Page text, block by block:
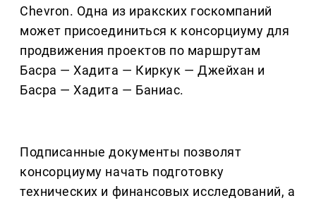
Chevron. Одна из иракских госкомпаний
может присоединиться к консорциуму для
продвижения проектов по маршрутам
Басра — Хадита — Киркук — Джейхан и
Басра — Хадита — Баниас.
Подписанные документы позволят
консорциуму начать подготовку
технических и финансовых исследований, а